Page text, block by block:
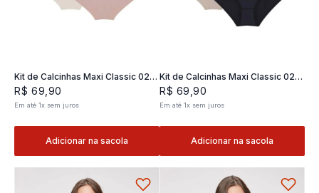
Kit de Calcinhas Maxi Classic 02 -
2 und
R$ 69 90
Em até1x sem juros
Adicionar na sacola
Kit de Calcinhas Maxi Classic 02 -
2 und
R$ 69 ,90
Em até 1x sem juros
Adicionar na sacola